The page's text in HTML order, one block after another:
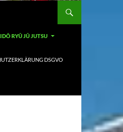
RYÛ JÛ JUTSU
DSGVO